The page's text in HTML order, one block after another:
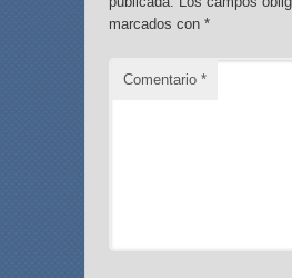
marcados con *
Comentario *